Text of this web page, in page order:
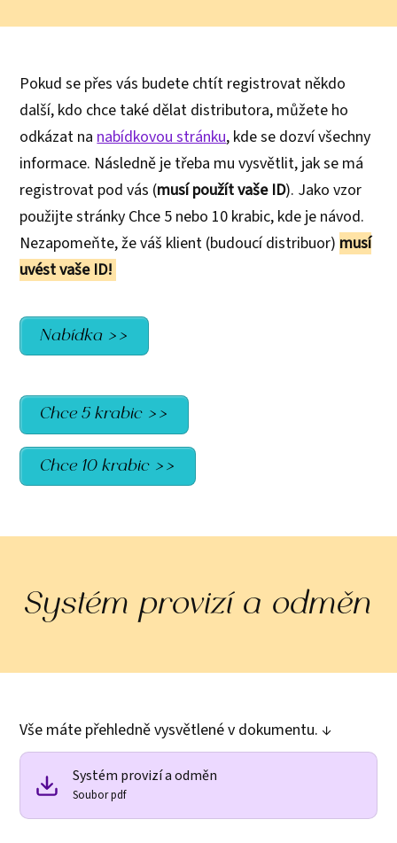
Pokud se přes vás budete chtít registrovat někdo
další, kdo chce také dělat distributora, můžete ho
odkázat na nabídkovou stránku, kde se dozví všechny
informace. Následně je třeba mu vysvětlit, jak se má
registrovat pod vás (musí použít vaše ID). Jako vzor
použijte stránky Chce 5 nebo 10 krabic, kde je návod.
Nezapomeňte, že váš klient (budoucí distribuor) musí
uvést vaše ID!
Nabídka >>
Chce 5 krabic >>
Chce 10 krabic >>
Systém provizí a odměn
Vše máte přehledně vysvětlené v dokumentu. ↓
Systém provizí a odměn
Soubor pdf